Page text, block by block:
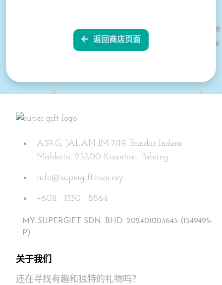
返回商店页面
A39-G, JALAN IM 7/19, Bandar Indera
Mahkota, 25200 Kuantan, Pahang
info@supergift.com.my
+6011 - 1330 - 8864
MY SUPERGIFT SDN. BHD. 202401003645 (1549495-
P)
关于我们
还在寻找有趣和独特的礼物吗？